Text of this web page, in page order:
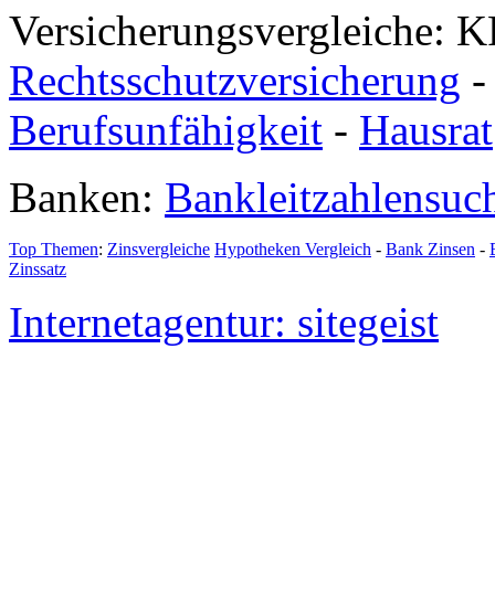
Versicherungsvergleiche:
Rechtsschutzversicherung
Berufsunfähigkeit - Hausrat
Banken:
Top Themen: Zinsvergleiche Hypotheken Vergleich - Bank Zinsen -
Zinssatz
Internetagentur: sitegeist